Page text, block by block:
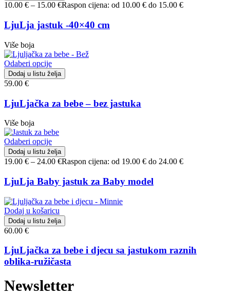
10.00 € – 15.00 €Raspon cijena: od 10.00 € do 15.00 €
LjuLja jastuk -40×40 cm
Više boja
Odaberi opcije
Dodaj u listu želja
59.00 €
LjuLjačka za bebe – bez jastuka
Više boja
Odaberi opcije
Dodaj u listu želja
19.00 € – 24.00 €Raspon cijena: od 19.00 € do 24.00 €
LjuLja Baby jastuk za Baby model
Dodaj u košaricu
Dodaj u listu želja
60.00 €
LjuLjačka za bebe i djecu sa jastukom raznih
oblika-ružičasta
Newsletter